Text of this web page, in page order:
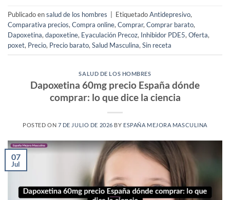
Publicado ensalud de los hombres EtiquetadoAntidepresivo,
Comparativa precios, Compra online, Comprar, Comprar barato,
Dapoxetina, dapoxetine, Eyaculación Precoz, Inhibidor PDE5, Oferta,
poxet, Precio, Precio barato, Salud Masculina, Sin receta
SALUD DE LOS HOMBRES
Dapoxetina 60mg precio España dónde
comprar: lo que dice la ciencia
POSTED ON 7 DE JULIO DE 2026 BY ESPAÑA MEJORA MASCULINA
07
Jul